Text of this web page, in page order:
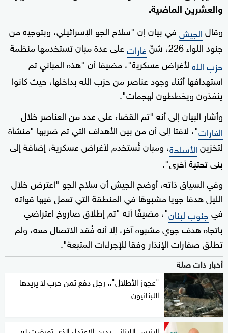
والعشرين الماضية.
وقالالجيشفي بيان إن "سلاح الجو الإسرائيلي، وبتوجيه من
جنود اللواء 226، شنّ
غاراتعلى عدة مبان تستخدمها منظمة
حزب اللهلأغراض عسكرية"، مضيفا أن "هذه المباني تم
استهدافها أثناء وجود عناصر من حزب الله بداخلها، حيث كانوا
ينفذون ويخططون لهجمات".
وأشار البيان إلى أنه "تم القضاء على عدد من العناصر خلال
الغارات"، لافتا إلى أن من بين الأهداف التي تم ضربها "منشأة
لتخزينالأسلحة، ومبان تُستخدم لأغراض عسكرية، إضافة إلى
بنى تحتية أخرى".
وفي السياق ذاته، أوضح الجيش أن سلاح الجو "اعترض خلال
الليل هدفا جويا مشبوهًا في المنطقة التي تعمل فيها قواته
فيجنوب لبنان"، مضيفًا أنه "تم إطلاق صاروخ اعتراضي
باتجاه هدف جوي مشبوه آخر، إلا أنه فُقد الاتصال معه، ولم
تطلق صفارات الإنذار وفقا للإجراءات المتبعة".
أخبار ذات صلة
"عجوز الأطلال".. رجل دفع ثمن حرب لا يريدها
اللبنانيون